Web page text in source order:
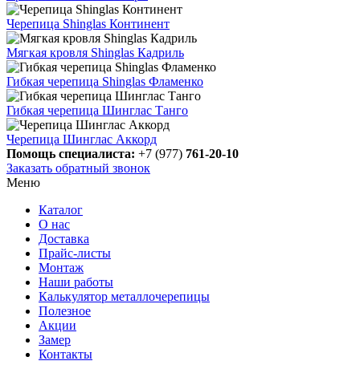
Черепица Shinglas Континент
Мягкая кровля Shinglas Кадриль
Гибкая черепица Shinglas Фламенко
Гибкая черепица Шинглас Танго
Черепица Шинглас Аккорд
Помощь специалиста: +7 (977) 761-20-10
Заказать обратный звонок
Меню
Каталог
О нас
Доставка
Прайс-листы
Монтаж
Наши работы
Калькулятор металлочерепицы
Полезное
Акции
Замер
Контакты